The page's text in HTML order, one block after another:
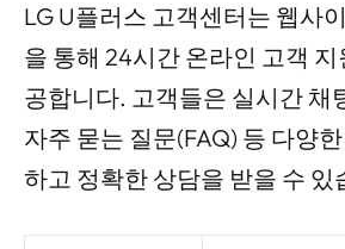
LG U플러스 고객센터는 웹사
을 통해 24시간 온라인 고객 지
공합니다. 고객들은 실시간 채
자주 묻는 질문(FAQ) 등 다양
하고 정확한 상담을 받을 수 있